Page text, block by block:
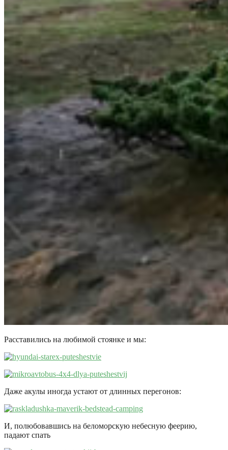
Расставились на любимой стоянке и мы:
Даже акулы иногда устают от длинных перегонов:
И, полюбовавшись на беломорскую небесную феерию,
падают спать